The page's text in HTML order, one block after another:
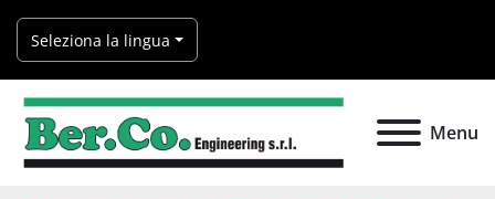
Seleziona la lingua
Menu